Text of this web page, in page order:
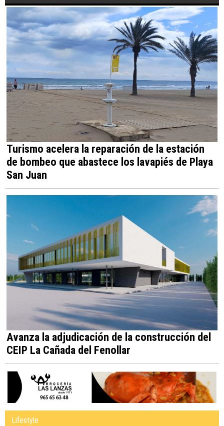
Turismo acelera la reparación de la estación
de bombeo que abastece los lavapiés de Playa
San Juan
Avanza la adjudicación de la construcción del
CEIP La Cañada del Fenollar
Lifestyle